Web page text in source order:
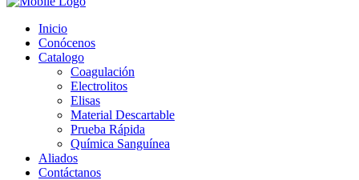
Inicio
Conócenos
Catalogo
Coagulación
Electrolitos
Elisas
Material Descartable
Prueba Rápida
Química Sanguínea
Aliados
Contáctanos